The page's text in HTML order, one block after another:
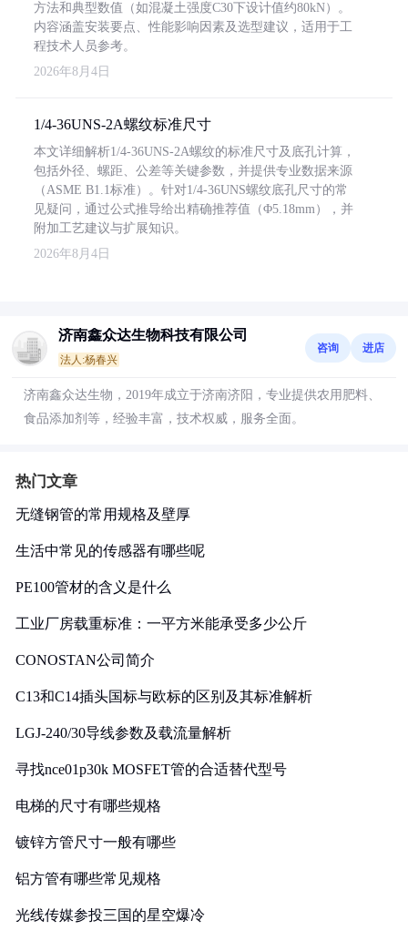
方法和典型数值（如混凝土强度C30下设计值约80kN）。
内容涵盖安装要点、性能影响因素及选型建议，适用于工
程技术人员参考。
2026年8月4日
1/4-36UNS-2A螺纹标准尺寸
本文详细解析1/4-36UNS-2A螺纹的标准尺寸及底孔计算，
包括外径、螺距、公差等关键参数，并提供专业数据来源
（ASME B1.1标准）。针对1/4-36UNS螺纹底孔尺寸的常
见疑问，通过公式推导给出精确推荐值（Φ5.18mm），并
附加工艺建议与扩展知识。
2026年8月4日
济南鑫众达生物科技有限公司
法人:杨春兴
咨询 进店
济南鑫众达生物，2019年成立于济南济阳，专业提供农用肥料、
食品添加剂等，经验丰富，技术权威，服务全面。
热门文章
无缝钢管的常用规格及壁厚
生活中常见的传感器有哪些呢
PE100管材的含义是什么
工业厂房载重标准：一平方米能承受多少公斤
CONOSTAN公司简介
C13和C14插头国标与欧标的区别及其标准解析
LGJ-240/30导线参数及载流量解析
寻找nce01p30k MOSFET管的合适替代型号
电梯的尺寸有哪些规格
镀锌方管尺寸一般有哪些
铝方管有哪些常见规格
光线传媒参投三国的星空爆冷